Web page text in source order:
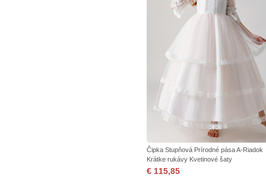
Čipka Stupňová Prírodné pása A-Riadok
Krátke rukávy Kvetinové šaty
€ 115,85